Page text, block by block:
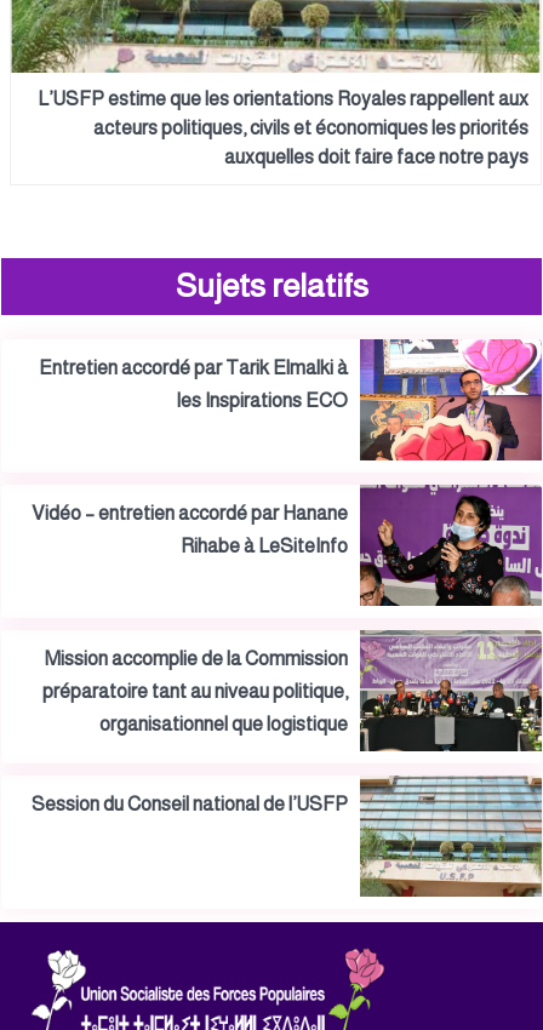
L’USFP estime que les orientations Royales rappellent aux
acteurs politiques, civils et économiques les priorités
auxquelles doit faire face notre pays
Sujets relatifs
Entretien accordé par Tarik Elmalki à
les Inspirations ECO
Vidéo – entretien accordé par Hanane
Rihabe à LeSiteInfo
Mission accomplie de la Commission
préparatoire tant au niveau politique,
organisationnel que logistique
Session du Conseil national de l’USFP